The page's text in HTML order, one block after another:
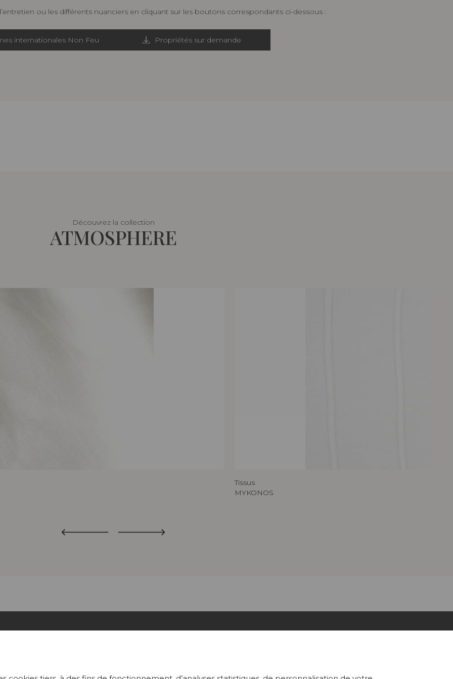
ou les différents nuanciers en cliquant sur les boutons correspondants ci-dessous :
internationales Non Feu Propriétés sur demande
Découvrez la collection
ATMOSPHERE
Tissus
MYKONOS